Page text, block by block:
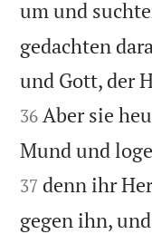
um und
gedachten
und Gott, der
36 Aber sie
Mund und
37 denn ihr
gegen ihn,